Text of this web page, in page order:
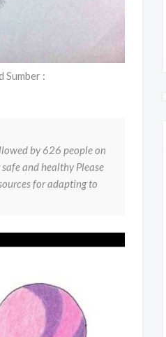
:
by 626 people on
and healthy Please
for adapting to